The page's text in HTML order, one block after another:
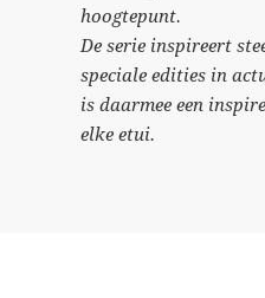
hoogtepunt.
De serie inspireert
speciale edities in
is daarmee een
elke etui.